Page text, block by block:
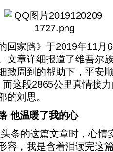
家路》于2019年11月6
文章详细报道了维吾尔
致周到的帮助下，平安
这段2865公里真情接
的刘思。
温暖了我的心
的这篇文章时，心情
容，我是含着泪读完这